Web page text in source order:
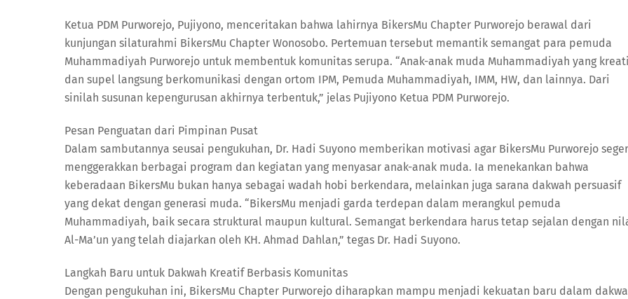
Ketua PDM Purworejo, Pujiyono, menceritakan bahwa lahirnya BikersMu Chapter Purworejo berawal dari
kunjungan silaturahmi BikersMu Chapter Wonosobo. Pertemuan tersebut memantik semangat para pemuda
Muhammadiyah Purworejo untuk membentuk komunitas serupa. “Anak-anak muda Muhammadiyah yang
dan supel langsung berkomunikasi dengan ortom IPM, Pemuda Muhammadiyah, IMM, HW, dan lainnya. Dari
sinilah susunan kepengurusan akhirnya terbentuk,” jelas Pujiyono Ketua PDM Purworejo.
Pesan Penguatan dari Pimpinan Pusat
Dalam sambutannya seusai pengukuhan, Dr. Hadi Suyono memberikan motivasi agar BikersMu Purworejo
menggerakkan berbagai program dan kegiatan yang menyasar anak-anak muda. Ia menekankan bahwa
keberadaan BikersMu bukan hanya sebagai wadah hobi berkendara, melainkan juga sarana dakwah persuasif
yang dekat dengan generasi muda. “BikersMu menjadi garda terdepan dalam merangkul pemuda
Muhammadiyah, baik secara struktural maupun kultural. Semangat berkendara harus tetap sejalan dengan
Al-Ma’un yang telah diajarkan oleh KH. Ahmad Dahlan,” tegas Dr. Hadi Suyono.
Langkah Baru untuk Dakwah Kreatif Berbasis Komunitas
Dengan pengukuhan ini, BikersMu Chapter Purworejo diharapkan mampu menjadi kekuatan baru dalam